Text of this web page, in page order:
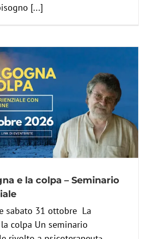
[...]
e la colpa – Seminario
sabato 31 ottobre La
colpa Un seminario